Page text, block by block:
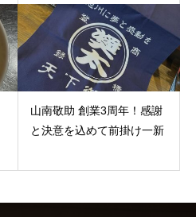
山南敬助 創業3周年！感謝
と決意を込めて前掛け一新